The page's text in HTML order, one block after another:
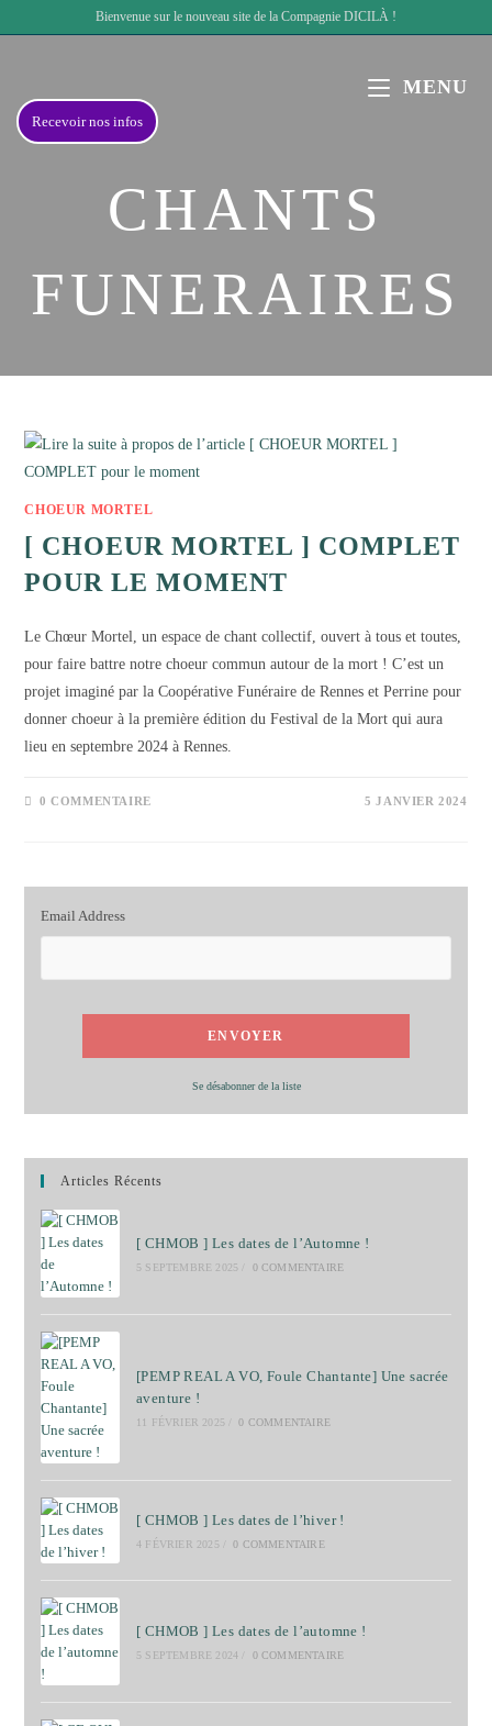
to
Bienvenue sur le nouveau site de la Compagnie DICILÀ !
MENU
CHANTS
FUNERAIRES
CHOEUR MORTEL
[ CHOEUR MORTEL ] COMPLET
POUR LE MOMENT
Le Chœur Mortel, un espace de chant collectif, ouvert à tous et toutes,
pour faire battre notre choeur commun autour de la mort ! C’est un
projet imaginé par la Coopérative Funéraire de Rennes et Perrine pour
donner choeur à la première édition du Festival de la Mort qui aura
lieu en septembre 2024 à Rennes.
0 COMMENTAIRE 5 JANVIER 2024
Email Address
Se désabonner de la liste
Articles Récents
[ CHMOB ] Les dates de l’Automne !
5 SEPTEMBRE 2025 0 COMMENTAIRE
[PEMP REAL A VO, Foule Chantante] Une sacrée
aventure !
11 FÉVRIER 2025 0 COMMENTAIRE
[ CHMOB ] Les dates de l’hiver !
4 FÉVRIER 2025 0 COMMENTAIRE
[ CHMOB ] Les dates de l’automne !
5 SEPTEMBRE 2024 0 COMMENTAIRE
Recevoir nos infos